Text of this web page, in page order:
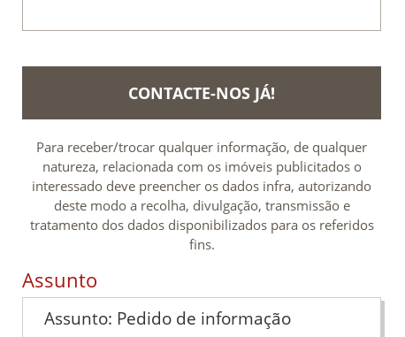
CONTACTE-NOS JÁ!
Para receber/trocar qualquer informação, de qualquer
natureza, relacionada com os imóveis publicitados o
interessado deve preencher os dados infra, autorizando
deste modo a recolha, divulgação, transmissão e
tratamento dos dados disponibilizados para os referidos
fins.
Formulário de contacto
Assunto